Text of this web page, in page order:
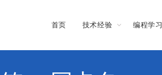
首页 技术经验 编程学